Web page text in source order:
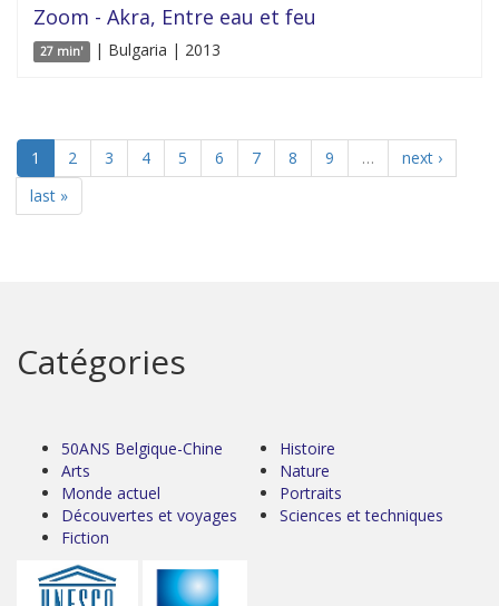
Zoom - Akra, Entre eau et feu
27 min' | Bulgaria | 2013
1 2 3 4 5 6 7 8 9 …
next ›
last »
Catégories
50ANS Belgique-Chine
Arts
Monde actuel
Découvertes et voyages
Fiction
Histoire
Nature
Portraits
Sciences et techniques